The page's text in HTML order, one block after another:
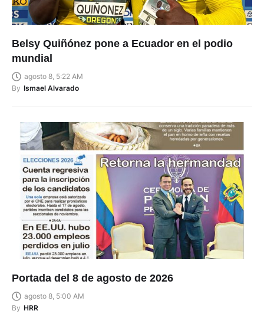
Belsy Quiñónez pone a Ecuador en el podio
mundial
agosto 8, 5:22 AM
By Ismael Alvarado
Portada del 8 de agosto de 2026
agosto 8, 5:00 AM
By HRR